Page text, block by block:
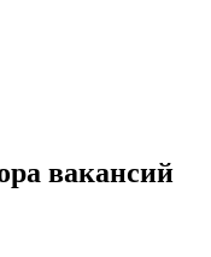
вакансий